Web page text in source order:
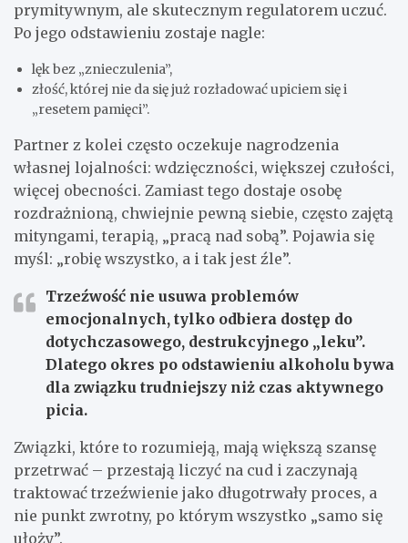
prymitywnym, ale skutecznym regulatorem uczuć.
Po jego odstawieniu zostaje nagle:
lęk bez „znieczulenia”,
złość, której nie da się już rozładować upiciem się i
„resetem pamięci”.
Partner z kolei często oczekuje nagrodzenia
własnej lojalności: wdzięczności, większej czułości,
więcej obecności. Zamiast tego dostaje osobę
rozdrażnioną, chwiejnie pewną siebie, często zajętą
mityngami, terapią, „pracą nad sobą”. Pojawia się
myśl: „robię wszystko, a i tak jest źle”.
Trzeźwość nie usuwa problemów
emocjonalnych, tylko odbiera dostęp do
dotychczasowego, destrukcyjnego „leku”.
Dlatego okres po odstawieniu alkoholu bywa
dla związku trudniejszy niż czas aktywnego
picia.
Związki, które to rozumieją, mają większą szansę
przetrwać – przestają liczyć na cud i zaczynają
traktować trzeźwienie jako długotrwały proces, a
nie punkt zwrotny, po którym wszystko „samo się
ułoży”.